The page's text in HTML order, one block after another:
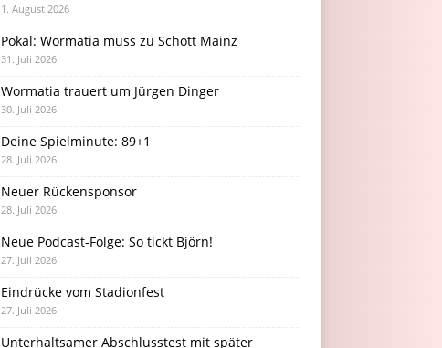
1. August 2026
Pokal: Wormatia muss zu Schott Mainz
31. Juli 2026
Wormatia trauert um Jürgen Dinger
30. Juli 2026
Deine Spielminute: 89+1
28. Juli 2026
Neuer Rückensponsor
28. Juli 2026
Neue Podcast-Folge: So tickt Björn!
27. Juli 2026
Eindrücke vom Stadionfest
27. Juli 2026
Unterhaltsamer Abschlusstest mit später